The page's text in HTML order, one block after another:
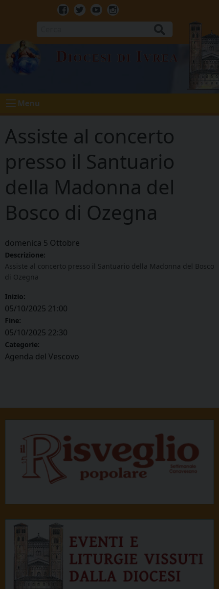
Facebook
TwitterYoutubeInstagram
Diocesi di Ivrea
Menu
Assiste al concerto
presso il Santuario
della Madonna del
Bosco di Ozegna
domenica 5 Ottobre
Descrizione:
Assiste al concerto presso il Santuario della Madonna del Bosco
di Ozegna
Inizio:
05/10/2025 21:00
Fine:
05/10/2025 22:30
Categorie:
Agenda del Vescovo